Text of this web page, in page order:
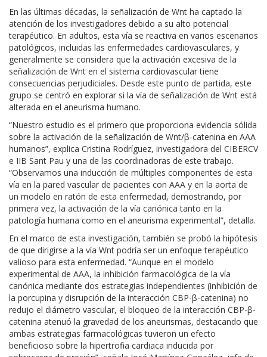
En las últimas décadas, la señalización de Wnt ha captado la
atención de los investigadores debido a su alto potencial
terapéutico. En adultos, esta vía se reactiva en varios escenarios
patológicos, incluidas las enfermedades cardiovasculares, y
generalmente se considera que la activación excesiva de la
señalización de Wnt en el sistema cardiovascular tiene
consecuencias perjudiciales. Desde este punto de partida, este
grupo se centró en explorar si la vía de señalización de Wnt está
alterada en el aneurisma humano.
“Nuestro estudio es el primero que proporciona evidencia sólida
sobre la activación de la señalización de Wnt/β-catenina en AAA
humanos”, explica Cristina Rodríguez, investigadora del CIBERCV
e IIB Sant Pau y una de las coordinadoras de este trabajo.
“Observamos una inducción de múltiples componentes de esta
vía en la pared vascular de pacientes con AAA y en la aorta de
un modelo en ratón de esta enfermedad, demostrando, por
primera vez, la activación de la vía canónica tanto en la
patología humana como en el aneurisma experimental”, detalla.
En el marco de esta investigación, también se probó la hipótesis
de que dirigirse a la vía Wnt podría ser un enfoque terapéutico
valioso para esta enfermedad. “Aunque en el modelo
experimental de AAA, la inhibición farmacológica de la vía
canónica mediante dos estrategias independientes (inhibición de
la porcupina y disrupción de la interacción CBP-β-catenina) no
redujo el diámetro vascular, el bloqueo de la interacción CBP-β-
catenina atenuó la gravedad de los aneurismas, destacando que
ambas estrategias farmacológicas tuvieron un efecto
beneficioso sobre la hipertrofia cardiaca inducida por